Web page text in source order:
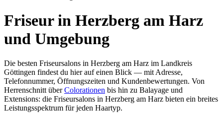
Friseur in Herzberg am Harz
und Umgebung
Die besten Friseursalons in Herzberg am Harz im Landkreis
Göttingen findest du hier auf einen Blick — mit Adresse,
Telefonnummer, Öffnungszeiten und Kundenbewertungen. Von
Herrenschnitt überColorationen bis hin zu Balayage und
Extensions: die Friseursalons in Herzberg am Harz bieten ein breites
Leistungsspektrum für jeden Haartyp.